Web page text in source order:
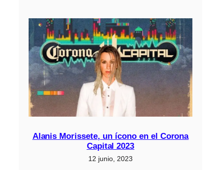
Alanis Morissete, un ícono en el Corona
Capital 2023
12 junio, 2023